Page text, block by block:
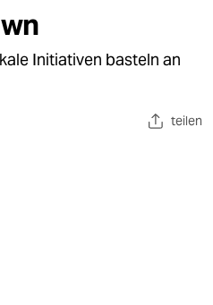
Initiativen basteln an
teilen